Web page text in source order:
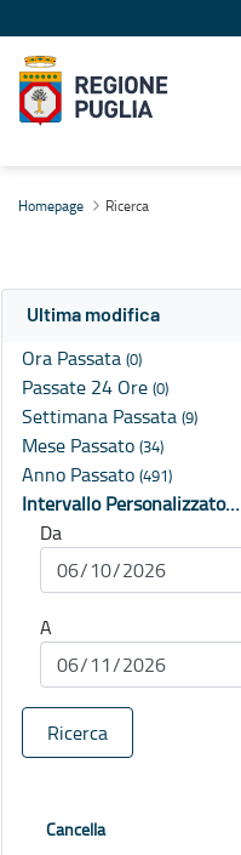
Homepage Ricerca
Ultima modifica
Ora Passata (0)
Passate 24 Ore (0)
Settimana Passata (9)
Mese Passato (34)
Anno Passato (491)
Intervallo Personalizzato…
Da
A
Ricerca
Cancella